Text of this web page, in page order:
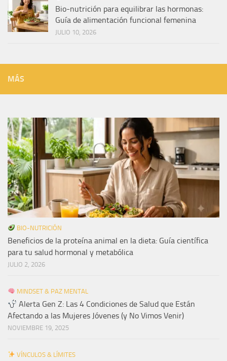
Bio-nutrición para equilibrar las hormonas:
Guía de alimentación funcional femenina
JULIO 10, 2026
MÁS
BIO-NUTRICIÓN
Beneficios de la proteína animal en la dieta: Guía científica
para tu salud hormonal y metabólica
JULIO 2, 2026
MINDSET & PAZ MENTAL
Alerta Gen Z: Las 4 Condiciones de Salud que Están
Afectando a las Mujeres Jóvenes (y No Vimos Venir)
NOVIEMBRE 19, 2025
VÍNCULOS & LÍMITES